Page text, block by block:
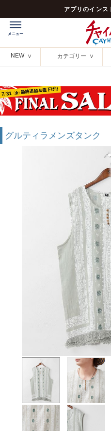
アプリのインス
NEW カテゴリー
グルティラメンズタンク